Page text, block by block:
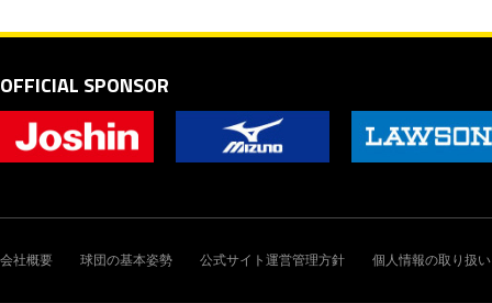
OFFICIAL SPONSOR
会社概要 球団の基本姿勢 公式サイト運営管理方針 個人情報の取り扱い